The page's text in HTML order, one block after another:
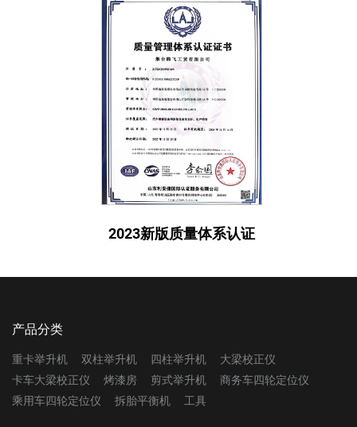
2023新版质量体系认证
产品分类
重卡举升机 双柱举升机 四柱举升机
大梁校正仪
卡车大梁校正仪
烤漆房 剪式举升机
商务车四轮定位仪
乘用车四轮定位仪
拆胎平衡机 工具